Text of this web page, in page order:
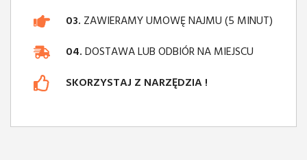
03. ZAWIERAMY UMOWĘ NAJMU (5 MINUT)
04.DOSTAWA LUB ODBIÓR NA MIEJSCU
SKORZYSTAJ Z NARZĘDZIA !